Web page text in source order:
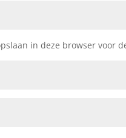
in deze browser voor